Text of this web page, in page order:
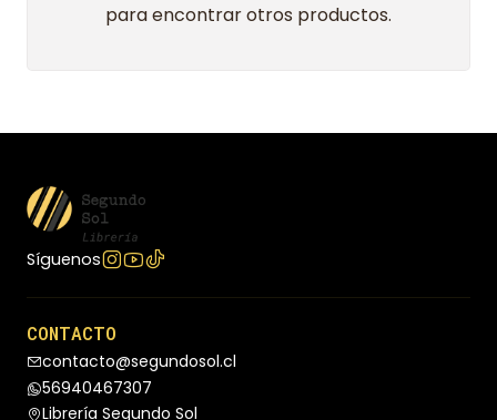
para encontrar otros productos.
Síguenos
CONTACTO
contacto@segundosol.cl
56940467307
Librería Segundo Sol